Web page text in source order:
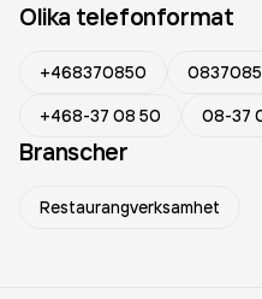
Olika telefonformat
+468370850
+468-37 08 50
08-37
Branscher
Restaurangverksamhet